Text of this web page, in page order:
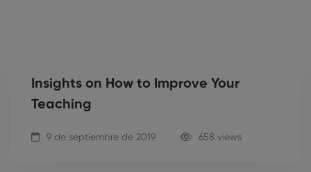
Insights on How to Improve Your
Teaching
9 de septiembre de 2019 658 views